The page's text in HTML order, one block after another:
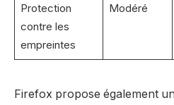
Protection
contre les
empreintes
Modéré
Firefox propose également